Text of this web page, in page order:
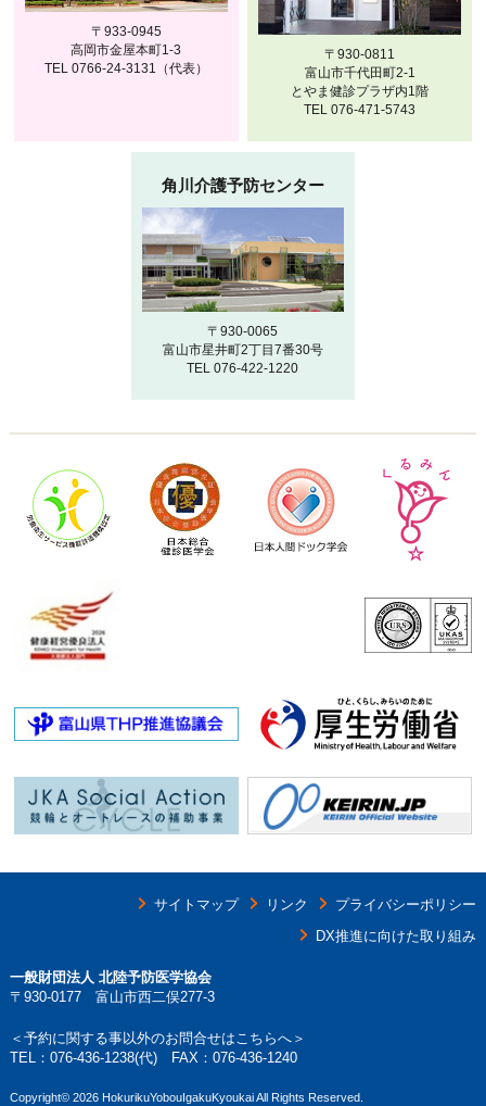
〒933-0945
高岡市金屋本町1-3
TEL 0766-24-3131（代表）
〒930-0811
富山市千代田町2-1
とやま健診プラザ内1階
TEL 076-471-5743
角川介護予防センター
〒930-0065
富山市星井町2丁目7番30号
TEL 076-422-1220
サイトマップ リンク
プライバシーポリシー
DX推進に向けた取り組み
一般財団法人 北陸予防医学協会
〒930-0177 富山市西二俣277-3
＜予約に関する事以外のお問合せはこちらへ＞
TEL： 076-436-1238(代) FAX：076-436-1240
Copyright© 2026 HokurikuYobouIgakuKyoukai All Rights Reserved.